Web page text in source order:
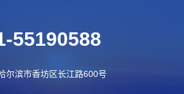
55190588
尔滨市香坊区长江路600号